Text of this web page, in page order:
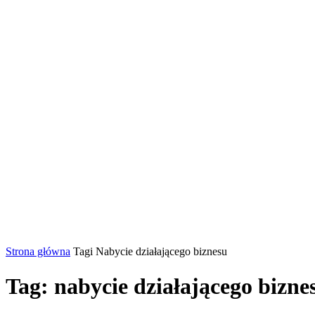
Strona główna Tagi Nabycie działającego biznesu
Tag: nabycie działającego